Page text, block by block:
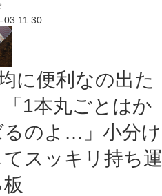
03 11:30
に便利なの出た
「1本丸ごとはか
るのよ…」小分け
スッキリ持ち運